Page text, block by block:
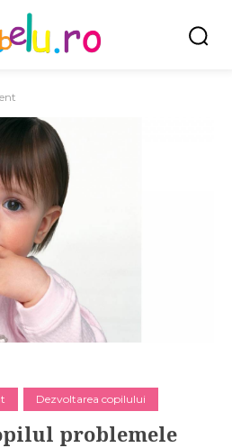
Dezvoltarea copilului
problemele